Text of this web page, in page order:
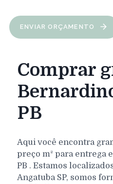
ENVIAR ORÇAMENTO
Comprar
PB
Aqui você encontra
preço m² para entrega
PB . Estamos
Angatuba SP, somos